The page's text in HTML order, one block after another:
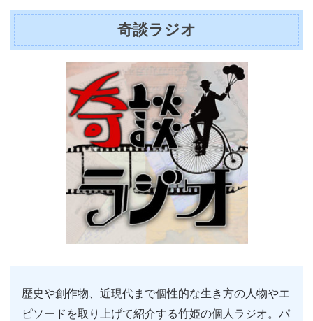
奇談ラジオ
歴史や創作物、近現代まで個性的な生き方の人物やエ
ピソードを取り上げて紹介する竹姫の個人ラジオ。パ